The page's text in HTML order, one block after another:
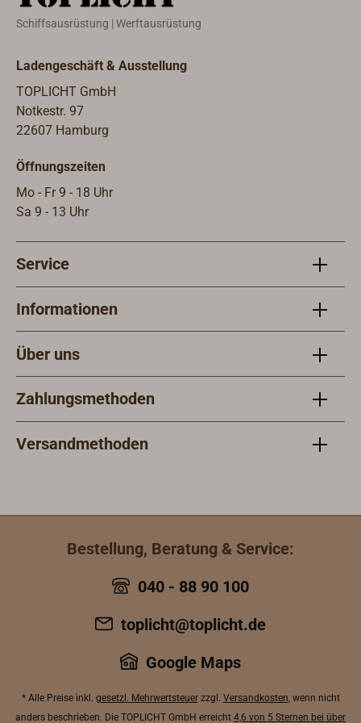
Schiffsausrüstung | Werftausrüstung
Ladengeschäft & Ausstellung
TOPLICHT GmbH
Notkestr. 97
22607 Hamburg
Öffnungszeiten
Mo - Fr 9 - 18 Uhr
Sa 9 - 13 Uhr
Service
Informationen
Über uns
Zahlungsmethoden
Versandmethoden
Bestellung, Beratung & Service:
040 - 88 90 100
toplicht@toplicht.de
Google Maps
* Alle Preise inkl. gesetzl. Mehrwertsteuerzzgl. Versandkosten, wenn nicht
anders beschrieben. Die TOPLICHT GmbH erreicht 4,6 von 5 Sternen bei über